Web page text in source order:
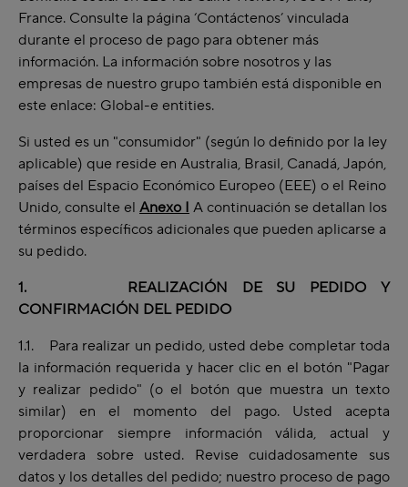
France. Consulte la página ‘Contáctenos’ vinculada
durante el proceso de pago para obtener más
información. La información sobre nosotros y las
empresas de nuestro grupo también está disponible en
este enlace: Global-e entities.
Si usted es un "consumidor" (según lo definido por la ley
aplicable) que reside en Australia, Brasil, Canadá, Japón,
países del Espacio Económico Europeo (EEE) o el Reino
Unido, consulte el Anexo I A continuación se detallan los
términos específicos adicionales que pueden aplicarse a
su pedido.
1. REALIZACIÓN DE SU PEDIDO Y
CONFIRMACIÓN DEL PEDIDO
1.1. Para realizar un pedido, usted debe completar toda
la información requerida y hacer clic en el botón "Pagar
y realizar pedido" (o el botón que muestra un texto
similar) en el momento del pago. Usted acepta
proporcionar siempre información válida, actual y
verdadera sobre usted. Revise cuidadosamente sus
datos y los detalles del pedido; nuestro proceso de pago